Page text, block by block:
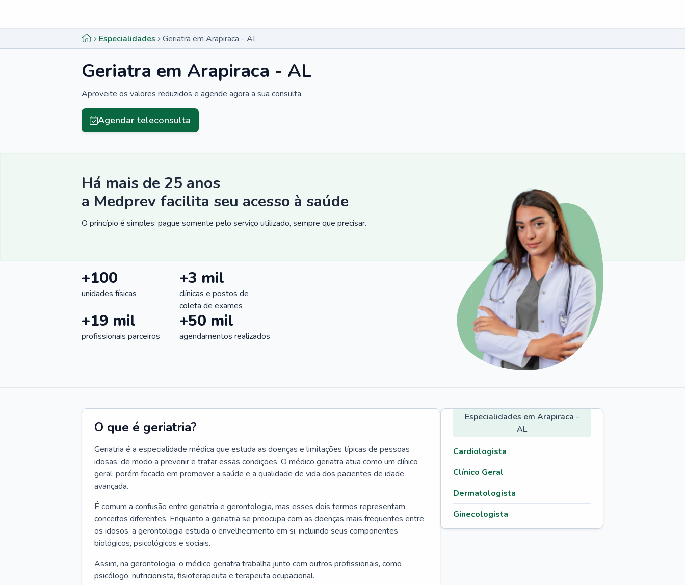
Especialidades Geriatra em Arapiraca - AL
Geriatra em Arapiraca - AL
Aproveite os valores reduzidos e agende agora a sua consulta.
Agendar teleconsulta
Há mais de 25 anos
a Medprev facilita seu acesso à saúde
O princípio é simples: pague somente pelo serviço utilizado, sempre que precisar.
+100
unidades físicas
+3 mil
clínicas e postos de
coleta de exames
+19 mil
profissionais parceiros
+50 mil
agendamentos realizados
O que é geriatria?
Geriatria é a especialidade médica que estuda as doenças e limitações típicas de pessoas
idosas, de modo a prevenir e tratar essas condições. O médico geriatra atua como um clínico
geral, porém focado em promover a saúde e a qualidade de vida dos pacientes de idade
avançada.
É comum a confusão entre geriatria e gerontologia, mas esses dois termos representam
conceitos diferentes. Enquanto a geriatria se preocupa com as doenças mais frequentes entre
os idosos, a gerontologia estuda o envelhecimento em si, incluindo seus componentes
biológicos, psicológicos e sociais.
Assim, na gerontologia, o médico geriatra trabalha junto com outros profissionais, como
psicólogo, nutricionista, fisioterapeuta e terapeuta ocupacional.
Especialidades em Arapiraca -
AL
Cardiologista
Clínico Geral
Dermatologista
Ginecologista